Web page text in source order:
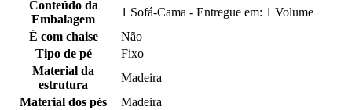
Conteúdo da
Embalagem
1 Sofá-Cama - Entregue em: 1 Volume
É com chaise
Não
Tipo de pé
Fixo
Material da
estrutura
Madeira
Material dos pés
Madeira